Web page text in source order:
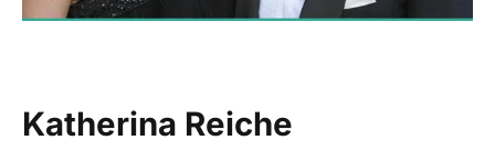
Katherina Reiche